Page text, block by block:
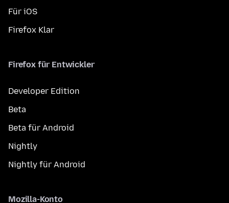
Für iOS
Firefox Klar
Firefox für Entwickler
Developer Edition
Beta
Beta für Android
Nightly
Nightly für Android
Mozilla-Konto